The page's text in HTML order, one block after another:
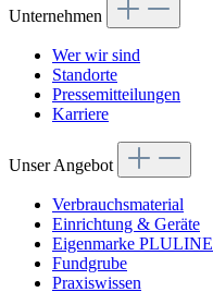
Unternehmen
Wer wir sind
Standorte
Pressemitteilungen
Karriere
Unser Angebot
Verbrauchsmaterial
Einrichtung & Geräte
Eigenmarke PLULINE
Fundgrube
Praxiswissen